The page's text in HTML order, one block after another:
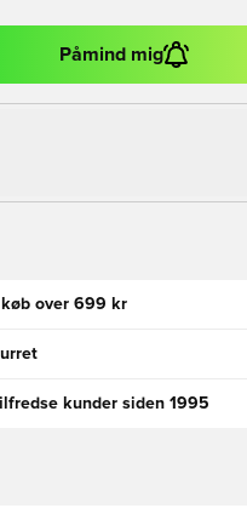
Påmind mig
over 699 kr
kunder siden 1995